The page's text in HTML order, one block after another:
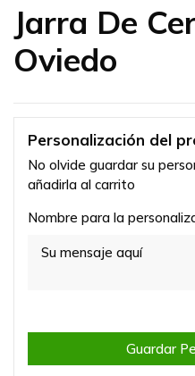
Jarra De
Oviedo
Personalización del
No olvide guardar su
añadirla al carrito
Nombre para la
Guardar